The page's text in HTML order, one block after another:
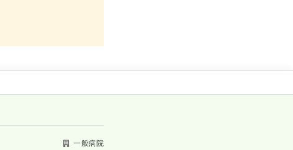
一般病院